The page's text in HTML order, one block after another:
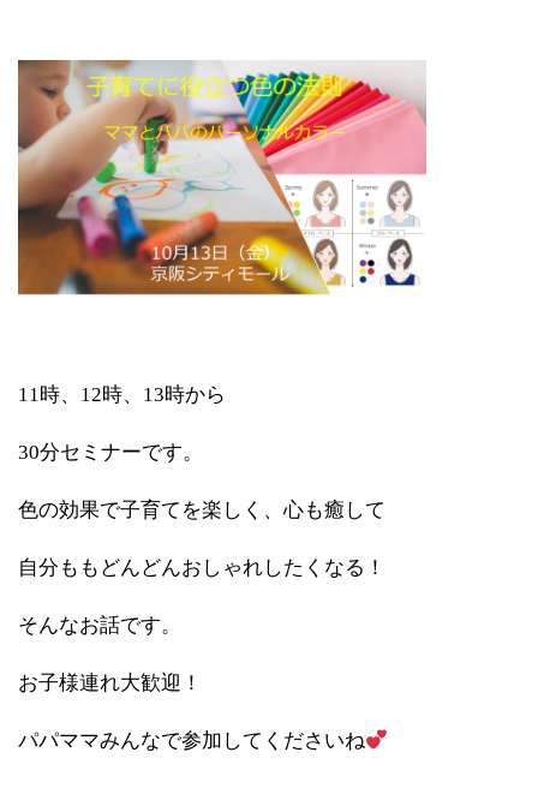
11時、12時、13時から
30分セミナーです。
色の効果で子育てを楽しく、心も癒して
自分ももどんどんおしゃれしたくなる！
そんなお話です。
お子様連れ大歓迎！
パパママみんなで参加してくださいね